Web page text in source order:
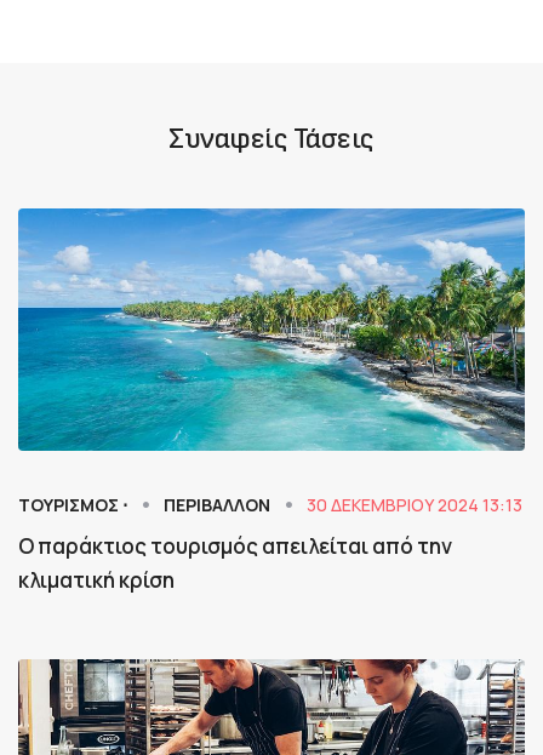
Συναφείς Τάσεις
ΤΟΥΡΙΣΜΟΣ ⋅ ΠΕΡΙΒΑΛΛΟΝ 30 ΔΕΚΕΜΒΡΊΟΥ 2024 13:13
Ο παράκτιος τουρισμός απειλείται από την
κλιματική κρίση